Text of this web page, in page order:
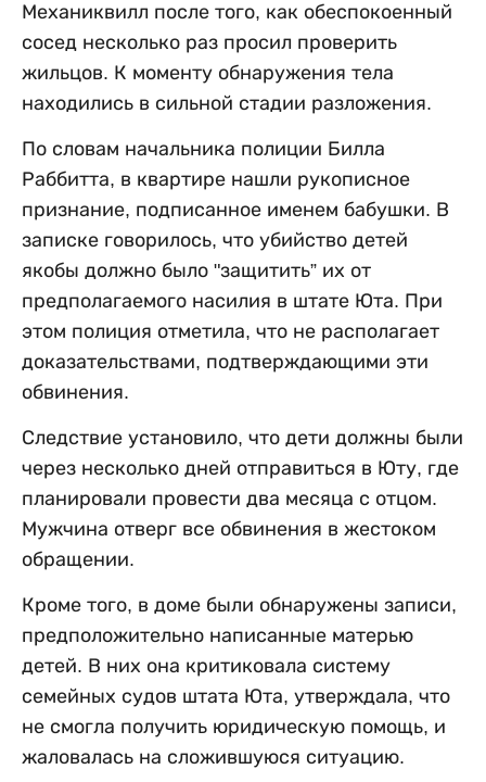
Механиквилл после того, как обеспокоенный
сосед несколько раз просил проверить
жильцов. К моменту обнаружения тела
находились в сильной стадии разложения.
По словам начальника полиции Билла
Раббитта, в квартире нашли рукописное
признание, подписанное именем бабушки. В
записке говорилось, что убийство детей
якобы должно было "защитить” их от
предполагаемого насилия в штате Юта. При
этом полиция отметила, что не располагает
доказательствами, подтверждающими эти
обвинения.
Следствие установило, что дети должны были
через несколько дней отправиться в Юту, где
планировали провести два месяца с отцом.
Мужчина отверг все обвинения в жестоком
обращении.
Кроме того, в доме были обнаружены записи,
предположительно написанные матерью
детей. В них она критиковала систему
семейных судов штата Юта, утверждала, что
не смогла получить юридическую помощь, и
жаловалась на сложившуюся ситуацию.